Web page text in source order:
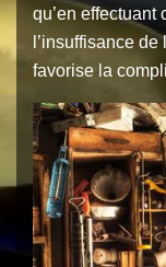
qu’en effectuant
l’insuffisance
favorise la